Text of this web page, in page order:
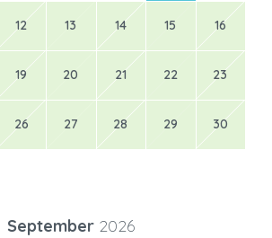
12 13 14 15 16
19 20 21 22 23
26 27 28 29 30
September 2026